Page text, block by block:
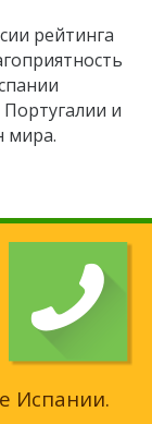
рейтинга
и
мира.
Испании.